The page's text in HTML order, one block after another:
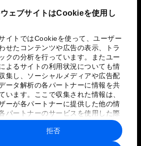
ェブサイトはCookieを使用し
イトではCookieを使って、ユーザー
せたコンテンツや広告の表示、トラ
クの分析を行っています。またユー
よるサイトの利用状況についても情
集し、ソーシャルメディアや広告配
ータ解析の各パートナーに情報を共
います。ここで収集された情報は、
ーが各パートナーに提供した他の情
パートナーのサービスを使用した際
された情報と組み合わされ、各パー
によって使用されることがありま
拒否
取り組み
シーポリシーと利用規約